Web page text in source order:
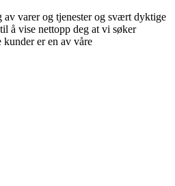
varer og tjenester og svært dyktige
å vise nettopp deg at vi søker
er en av våre